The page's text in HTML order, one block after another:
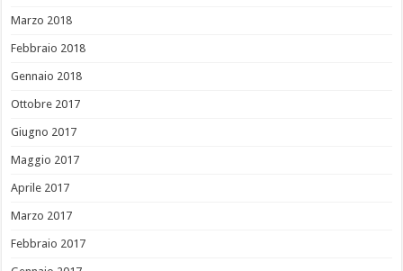
Marzo 2018
Febbraio 2018
Gennaio 2018
Ottobre 2017
Giugno 2017
Maggio 2017
Aprile 2017
Marzo 2017
Febbraio 2017